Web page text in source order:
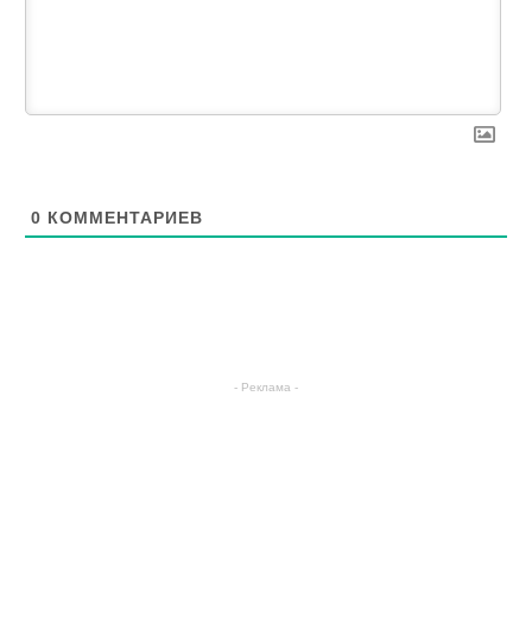
0 КОММЕНТАРИЕВ
- Реклама -